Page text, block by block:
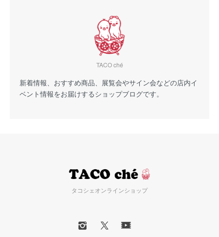
TACO ché
新着情報、おすすめ商品、展覧会やサイン会などの店内イ
ベント情報をお届けするショップブログです。
タコシェオンラインショップ